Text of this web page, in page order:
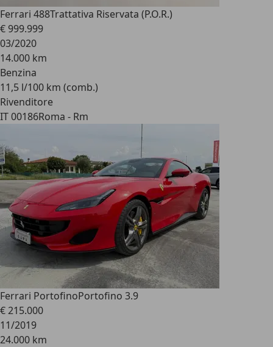
Ferrari 488Trattativa Riservata (P.O.R.)
€ 999.999
03/2020
14.000 km
Benzina
11,5 l/100 km (comb.)
Rivenditore
IT 00186Roma - Rm
Ferrari PortofinoPortofino 3.9
€ 215.000
11/2019
24.000 km